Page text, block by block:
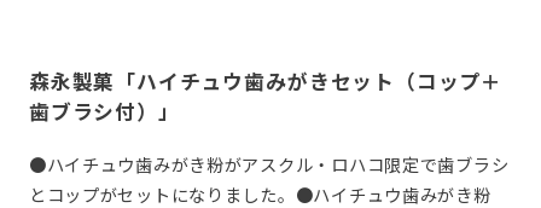
森永製菓「ハイチュウ歯みがきセット（コップ＋
歯ブラシ付）」
●ハイチュウ歯みがき粉がアスクル・ロハコ限定で歯ブラシ
とコップがセットになりました。●ハイチュウ歯みがき粉